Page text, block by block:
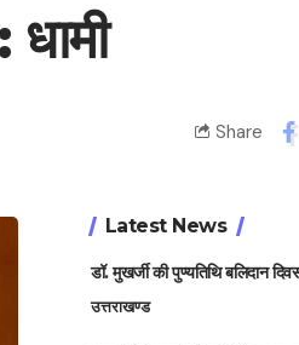
Share
Latest News
डॉ. मुखर्जी की पुण्यतिथि बलिदान
उत्तराखण्ड